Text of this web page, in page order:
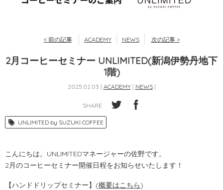
< 前の記事 ACADEMY NEWS 次の記事 >
2月コーヒーセミナー UNLIMITED(新潟伊勢丹地下
1階)
2025.02.03 | ACADEMY| NEWS|
SHARE
UNLIMITED by SUZUKI COFFEE
こんにちは。UNLIMITEDマネージャーの佐野です。
2月のコーヒーセミナー開催日程をお知らせいたします！
【ハンドドリップセミナー】(概要はこちら)